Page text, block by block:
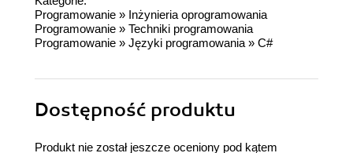
Programowanie » Inżynieria oprogramowania
Programowanie » Techniki programowania
Programowanie » Języki programowania » C#
Dostępność produktu
Produkt nie został jeszcze oceniony pod kątem